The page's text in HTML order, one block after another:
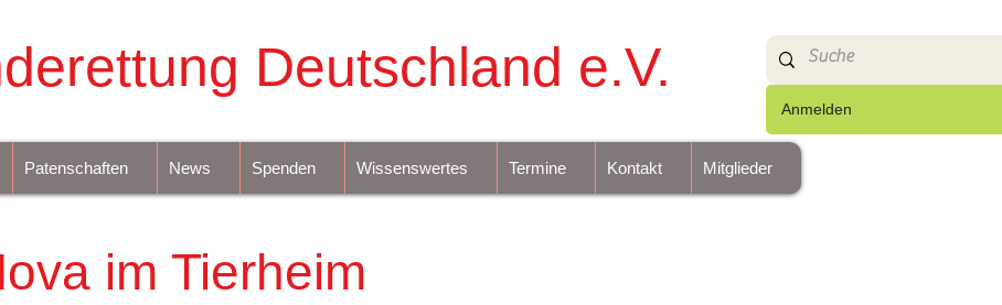
Deutschland e.V.
Anmelden
Patenschaften News Spenden Wissenswertes Termine Kontakt Mitglieder
im Tierheim